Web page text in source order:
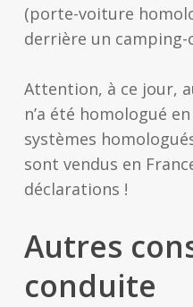
(porte-voiture
derrière un camping-
Attention, à ce jour,
n’a été homologué
systèmes
sont vendus en
déclarations !
Autres
conduite